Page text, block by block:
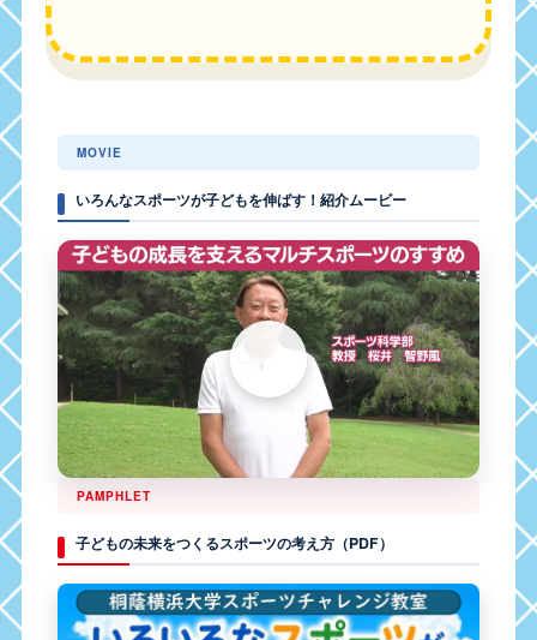
MOVIE
いろんなスポーツが子どもを伸ばす！紹介ムービー
PAMPHLET
子どもの未来をつくるスポーツの考え方（PDF）